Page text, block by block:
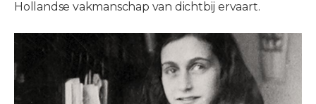
Hollandse vakmanschap van dichtbij ervaart.